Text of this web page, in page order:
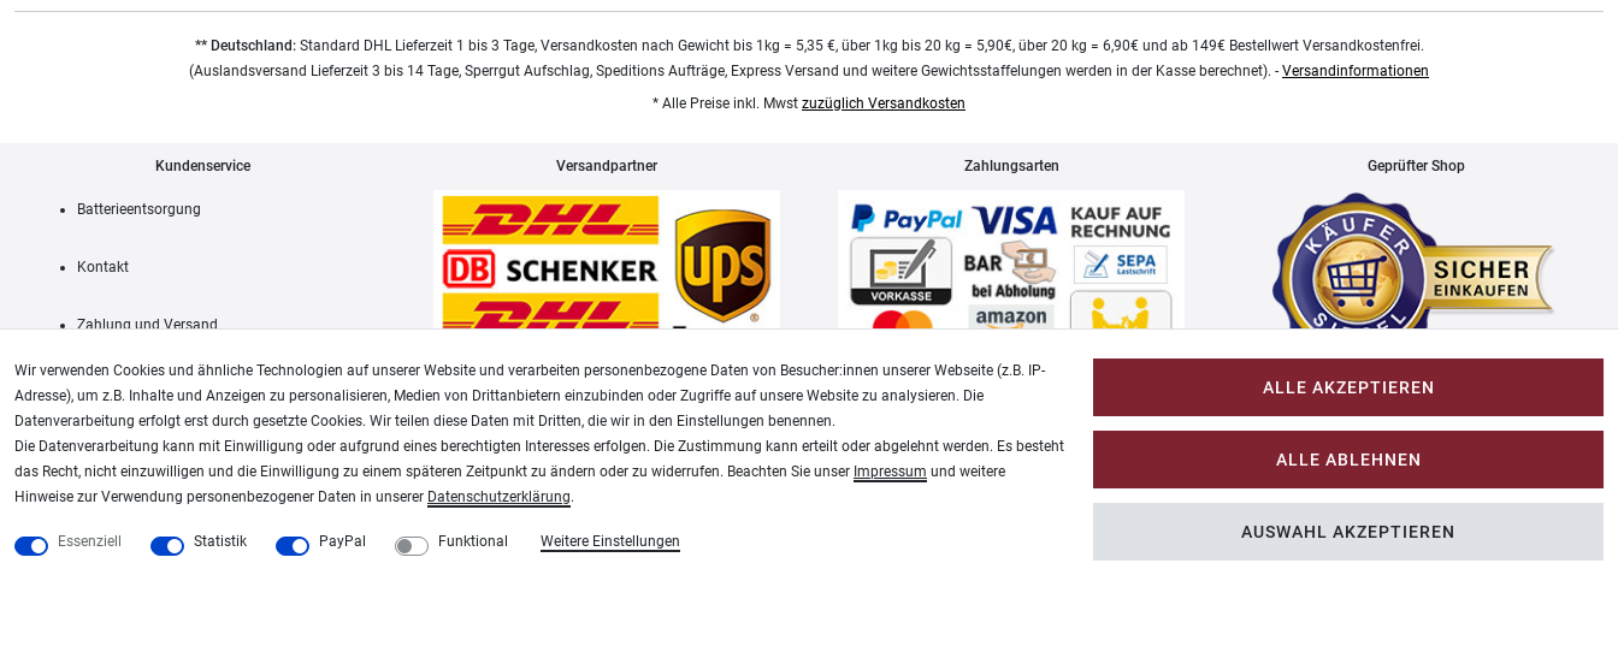
** Deutschland:Standard DHL Lieferzeit 1 bis 3 Tage, Versandkosten nach Gewicht bis 1kg = 5,35 €, über 1kg bis 20 kg = 5,90€, über 20 kg = 6,90€ und ab 149€ Bestellwert Versandkostenfrei.
(Auslandsversand Lieferzeit 3 bis 14 Tage, Sperrgut Aufschlag, Speditions Aufträge, Express Versand und weitere Gewichtsstaffelungen werden in der Kasse berechnet). - Versandinformationen
* Alle Preise inkl. Mwst zuzüglich Versandkosten
Kundenservice
Batterieentsorgung
Kontakt
Zahlung und Versand
Versandpartner Zahlungsarten Geprüfter Shop
AGB Widerrufsrecht
Unsere weiteren Shops:
Schmincke Künstlerfarben das Gesamtsortiment Schneideplotter, Transferpressen, Siebdruck und Plotterfolien
Im-Shop-kaufen.de
Wir verwenden Cookies und ähnliche Technologien auf unserer Website und verarbeiten personenbezogene Daten von Besucher:innen unserer Webseite (z.B. IP-
Adresse), um z.B. Inhalte und Anzeigen zu personalisieren, Medien von Drittanbietern einzubinden oder Zugriffe auf unsere Website zu analysieren. Die
Datenverarbeitung erfolgt erst durch gesetzte Cookies. Wir teilen diese Daten mit Dritten, die wir in den Einstellungen benennen.
Die Datenverarbeitung kann mit Einwilligung oder aufgrund eines berechtigten Interesses erfolgen. Die Zustimmung kann erteilt oder abgelehnt werden. Es besteht
das Recht, nicht einzuwilligen und die Einwilligung zu einem späteren Zeitpunkt zu ändern oder zu widerrufen. Beachten Sie unser Impressum und weitere
Hinweise zur Verwendung personenbezogener Daten in unserer Daten­schutz­erklärung.
Essenziell Statistik PayPal Funktional Weitere Einstellungen
ALLE AKZEPTIEREN
ALLE ABLEHNEN
AUSWAHL AKZEPTIEREN